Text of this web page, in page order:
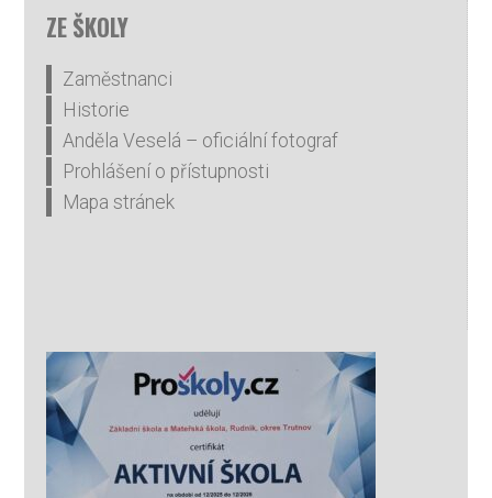
ZE ŠKOLY
Zaměstnanci
Historie
Anděla Veselá – oficiální fotograf
Prohlášení o přístupnosti
Mapa stránek